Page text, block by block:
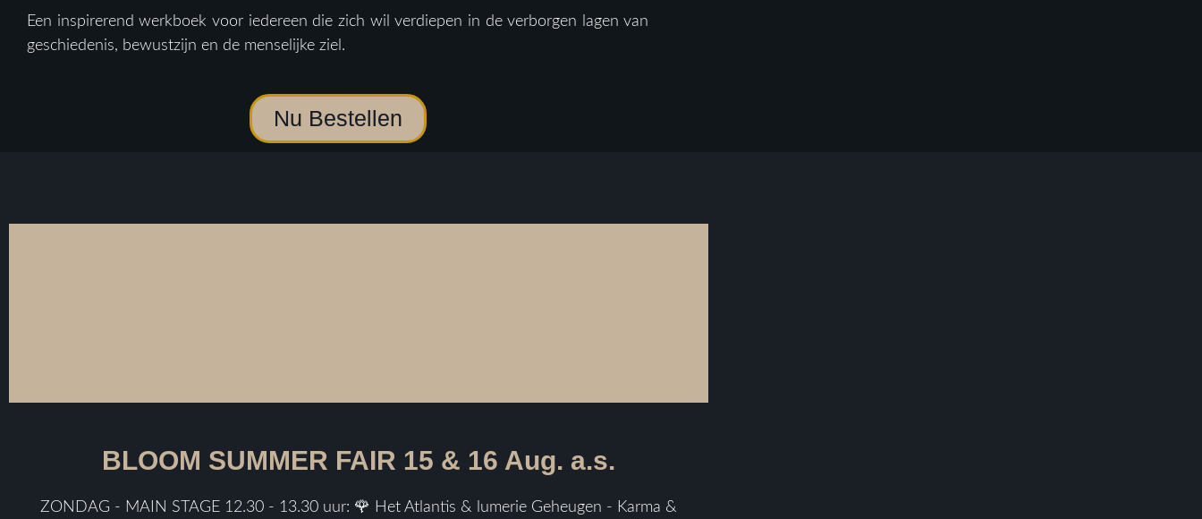
Een inspirerend werkboek voor iedereen die zich wil verdiepen in de verborgen lagen van
geschiedenis, bewustzijn en de menselijke ziel.
Nu Bestellen
BLOOM SUMMER FAIR 15 & 16 Aug. a.s.
ZONDAG - MAIN STAGE 12.30 - 13.30 uur: 🌹 Het Atlantis & lumerie Geheugen - Karma &